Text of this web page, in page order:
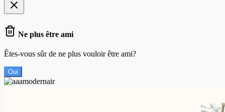
Ne plus être ami
Êtes-vous sûr de ne plus vouloir être ami?
Oui